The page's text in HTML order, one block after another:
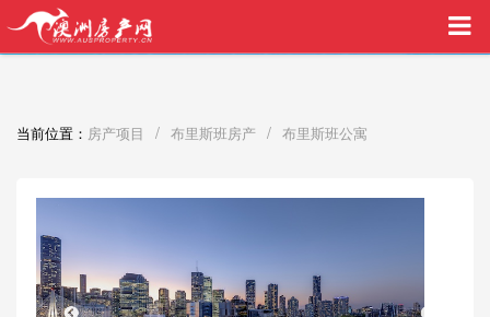
买家中介VIP服务，助您安心购房
当前位置： 房产项目 / 布里斯班房产 / 布里斯班公寓